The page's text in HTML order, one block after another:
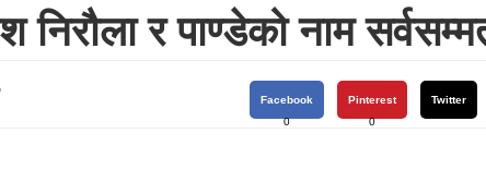
निरौला र पाण्डेको नाम
Facebook
0
Pinterest
0
Twitter